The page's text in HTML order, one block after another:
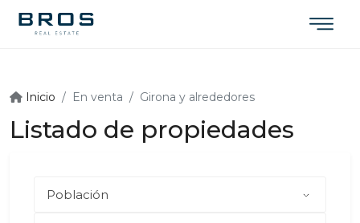
Inicio En venta Girona y alrededores
Listado de propiedades